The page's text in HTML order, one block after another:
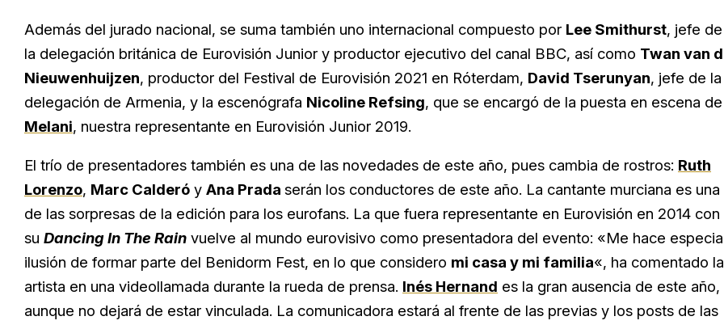
Además del jurado nacional, se suma también uno internacional compuesto por Lee Smithurst, jefe de
la delegación británica de Eurovisión Junior y productor ejecutivo del canal BBC, así como Twan van
Nieuwenhuijzen, productor del Festival de Eurovisión 2021 en Róterdam, David Tserunyan, jefe de la
delegación de Armenia, y la escenógrafa Nicoline Refsing, que se encargó de la puesta en escena de
Melani, nuestra representante en Eurovisión Junior 2019.
El trío de presentadores también es una de las novedades de este año, pues cambia de rostros: Ruth
Lorenzo, Marc Calderó y Ana Prada serán los conductores de este año. La cantante murciana es una
de las sorpresas de la edición para los eurofans. La que fuera representante en Eurovisión en 2014 con
su Dancing In The Rain vuelve al mundo eurovisivo como presentadora del evento: «Me hace
ilusión de formar parte del Benidorm Fest, en lo que considero mi casa y mi familia«, ha comentado la
artista en una videollamada durante la rueda de prensa. Inés Hernand es la gran ausencia de este año,
aunque no dejará de estar vinculada. La comunicadora estará al frente de las previas y los posts de las